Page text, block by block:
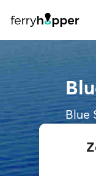
Blue